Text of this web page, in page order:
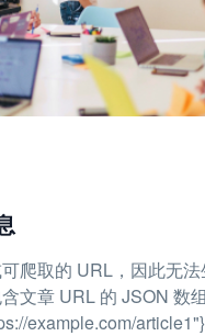
爬取的 URL，因此无法
文章 URL 的 JSON 数
example.com/